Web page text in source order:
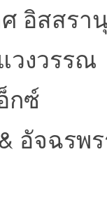
อิสสรา
วงวรรณ
กซ์
อัจฉรพ